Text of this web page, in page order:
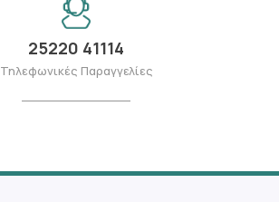
25220 41114
Τηλεφωνικές Παραγγελίες